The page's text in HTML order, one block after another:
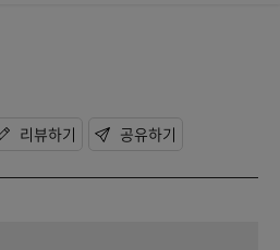
리뷰하기 공유하기